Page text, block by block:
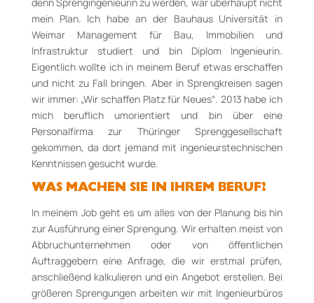
mein Plan. Ich habe an der Bauhaus Universität in
Weimar Management für Bau, Immobilien und
Infrastruktur studiert und bin Diplom Ingenieurin.
Eigentlich wollte ich in meinem Beruf etwas erschaffen
und nicht zu Fall bringen. Aber in Sprengkreisen sagen
wir immer: „Wir schaffen Platz für Neues“. 2013 habe ich
mich beruflich umorientiert und bin über eine
Personalfirma zur Thüringer Sprenggesellschaft
gekommen, da dort jemand mit ingenieurstechnischen
Kenntnissen gesucht wurde.
WAS MACHEN SIE IN IHREM BERUF?
In meinem Job geht es um alles von der Planung bis hin
zur Ausführung einer Sprengung. Wir erhalten meist von
Abbruchunternehmen oder von öffentlichen
Auftraggebern eine Anfrage, die wir erstmal prüfen,
anschließend kalkulieren und ein Angebot erstellen. Bei
größeren Sprengungen arbeiten wir mit Ingenieurbüros